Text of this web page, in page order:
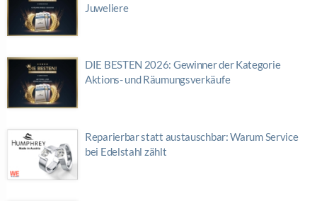
Juweliere
DIE BESTEN 2026: Gewinner der Kategorie
Aktions- und Räumungsverkäufe
Reparierbar statt austauschbar: Warum Service
bei Edelstahl zählt